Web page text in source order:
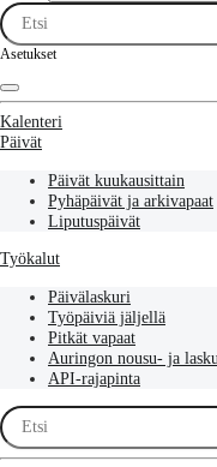
Asetukset
Kalenteri
Päivät
Päivät kuukausittain
Pyhäpäivät ja arkivapaat
Liputuspäivät
Työkalut
Päivälaskuri
Työpäiviä jäljellä
Pitkät vapaat
Auringon nousu- ja
API-rajapinta